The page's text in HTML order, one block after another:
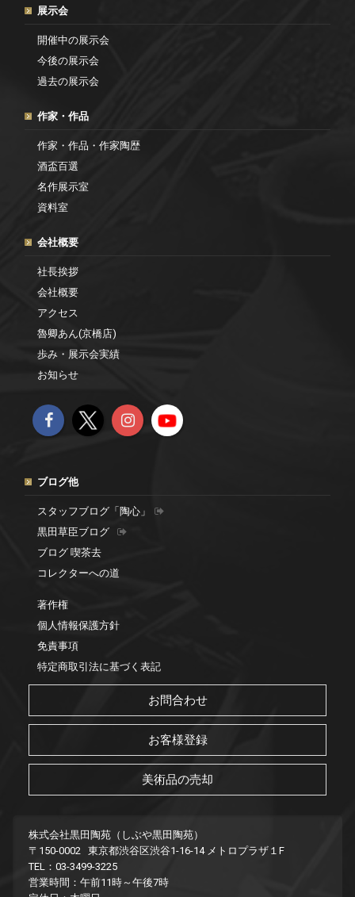
展示会
開催中の展示会
今後の展示会
過去の展示会
作家・作品
作家・作品・作家陶歴
酒盃百選
名作展示室
資料室
会社概要
社長挨拶
会社概要
アクセス
魯卿あん(京橋店)
歩み・展示会実績
お知らせ
ブログ他
スタッフブログ「陶心」
黒田草臣ブログ
ブログ 喫茶去
コレクターへの道
著作権
個人情報保護方針
免責事項
特定商取引法に基づく表記
お問合わせ
お客様登録
美術品の売却
株式会社黒田陶苑（しぶや黒田陶苑）
〒150-0002 東京都渋谷区渋谷1-16-14 メトロプラザ１F
TEL：03-3499-3225
営業時間：午前11時～午後7時